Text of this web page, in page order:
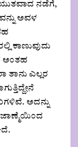
ನಡೆಗೆ,
ಅವಳ
ಕಾಣುವುದು
ಅಂತಹ
ತಾನು ಎಲ್ಲರ
ಅದನ್ನು
ಜಾಣ್ಮೆಯಿಂದ